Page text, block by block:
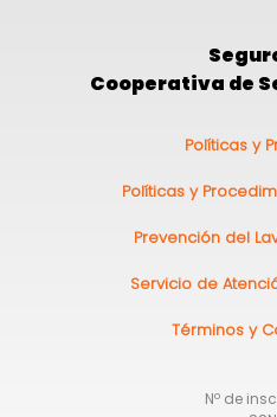
Cooperativa de
página
Políticas y
Políticas y
Prevención del
Servicio de
Términos y
Nº de